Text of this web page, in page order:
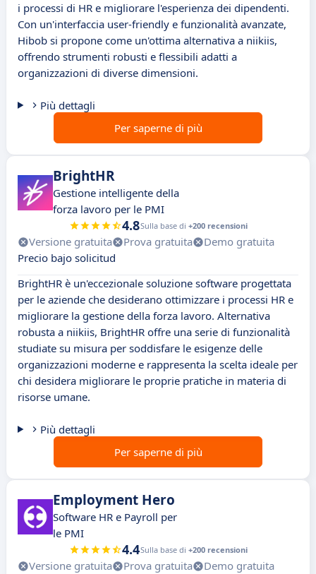
i processi di HR e migliorare l'esperienza dei dipendenti.
Con un'interfaccia user-friendly e funzionalità avanzate,
Hibob si propone come un'ottima alternativa a niikiis,
offrendo strumenti robusti e flessibili adatti a
organizzazioni di diverse dimensioni.
Più dettagli
Per saperne di più
BrightHR
Gestione intelligente della
forza lavoro per le PMI
4.8Sulla base di +200 recensioni
Versione gratuita Prova gratuita
Demo gratuita
Precio bajo solicitud
BrightHR è un'eccezionale soluzione software progettata
per le aziende che desiderano ottimizzare i processi HR e
migliorare la gestione della forza lavoro. Alternativa
robusta a niikiis, BrightHR offre una serie di funzionalità
studiate su misura per soddisfare le esigenze delle
organizzazioni moderne e rappresenta la scelta ideale per
chi desidera migliorare le proprie pratiche in materia di
risorse umane.
Più dettagli
Per saperne di più
Employment Hero
Software HR e Payroll per
le PMI
4.4Sulla base di +200 recensioni
Versione gratuita Prova gratuita
Demo gratuita